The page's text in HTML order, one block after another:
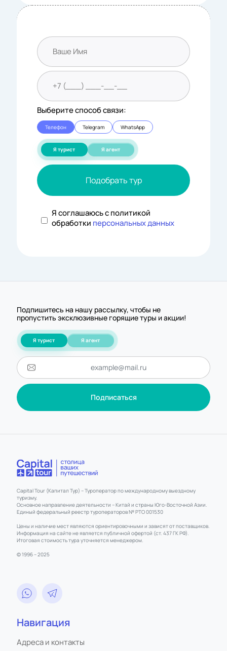
Выберите способ связи:
Телефон Telegram WhatsApp
Я турист Я агент
Подобрать тур
Я соглашаюсь с политикой
обработки персональных данных
Подпишитесь на нашу рассылку, чтобы не
пропустить эксклюзивные горящие туры и акции!
Я турист Я агент
Подписаться
Capital Tour (Капитал Тур) – Туроператор по международному выездному
туризму.
Основное направление деятельности – Китай и страны Юго-Восточной Азии.
Единый федеральный реестр туроператоров № РТО 001530
Цены и наличие мест являются ориентировочными и зависят от поставщиков.
Информация на сайте не является публичной офертой (ст. 437 ГК РФ).
Итоговая стоимость тура уточняется менеджером.
© 1996 – 2025
Навигация
Адреса и контакты